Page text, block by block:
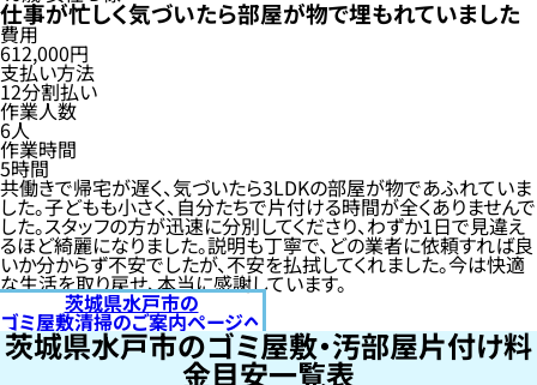
仕事が忙しく気づいたら部屋が物で埋もれていました
費用
612,000円
支払い方法
12分割払い
作業人数
6人
作業時間
5時間
共働きで帰宅が遅く、気づいたら3LDKの部屋が物であふれていま
した。子どもも小さく、自分たちで片付ける時間が全くありませんで
した。スタッフの方が迅速に分別してくださり、わずか1日で見違え
るほど綺麗になりました。説明も丁寧で、どの業者に依頼すれば良
いか分からず不安でしたが、不安を払拭してくれました。今は快適
な生活を取り戻せ、本当に感謝しています。
茨城県水戸市の
ゴミ屋敷清掃のご案内ページへ
茨城県水戸市のゴミ屋敷・汚部屋片付け料
金目安一覧表